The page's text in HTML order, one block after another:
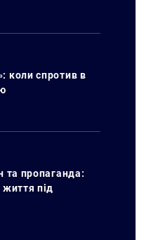
коли спротив в
та пропаганда:
життя під